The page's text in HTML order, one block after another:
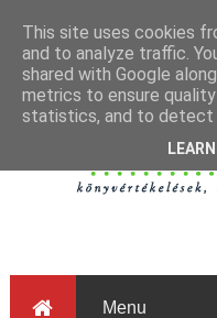
This site uses cookies
and to analyze traffic.
shared with Google
metrics to ensure
statistics, and to detect